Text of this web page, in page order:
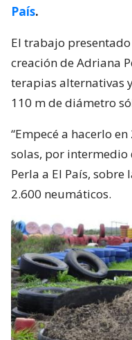
País.
El trabajo
creación de Adriana
terapias alternativas
110 m de diámetro
“Empecé a hacerlo
solas, por intermedio
Perla a El País,
2.600 neumáticos.